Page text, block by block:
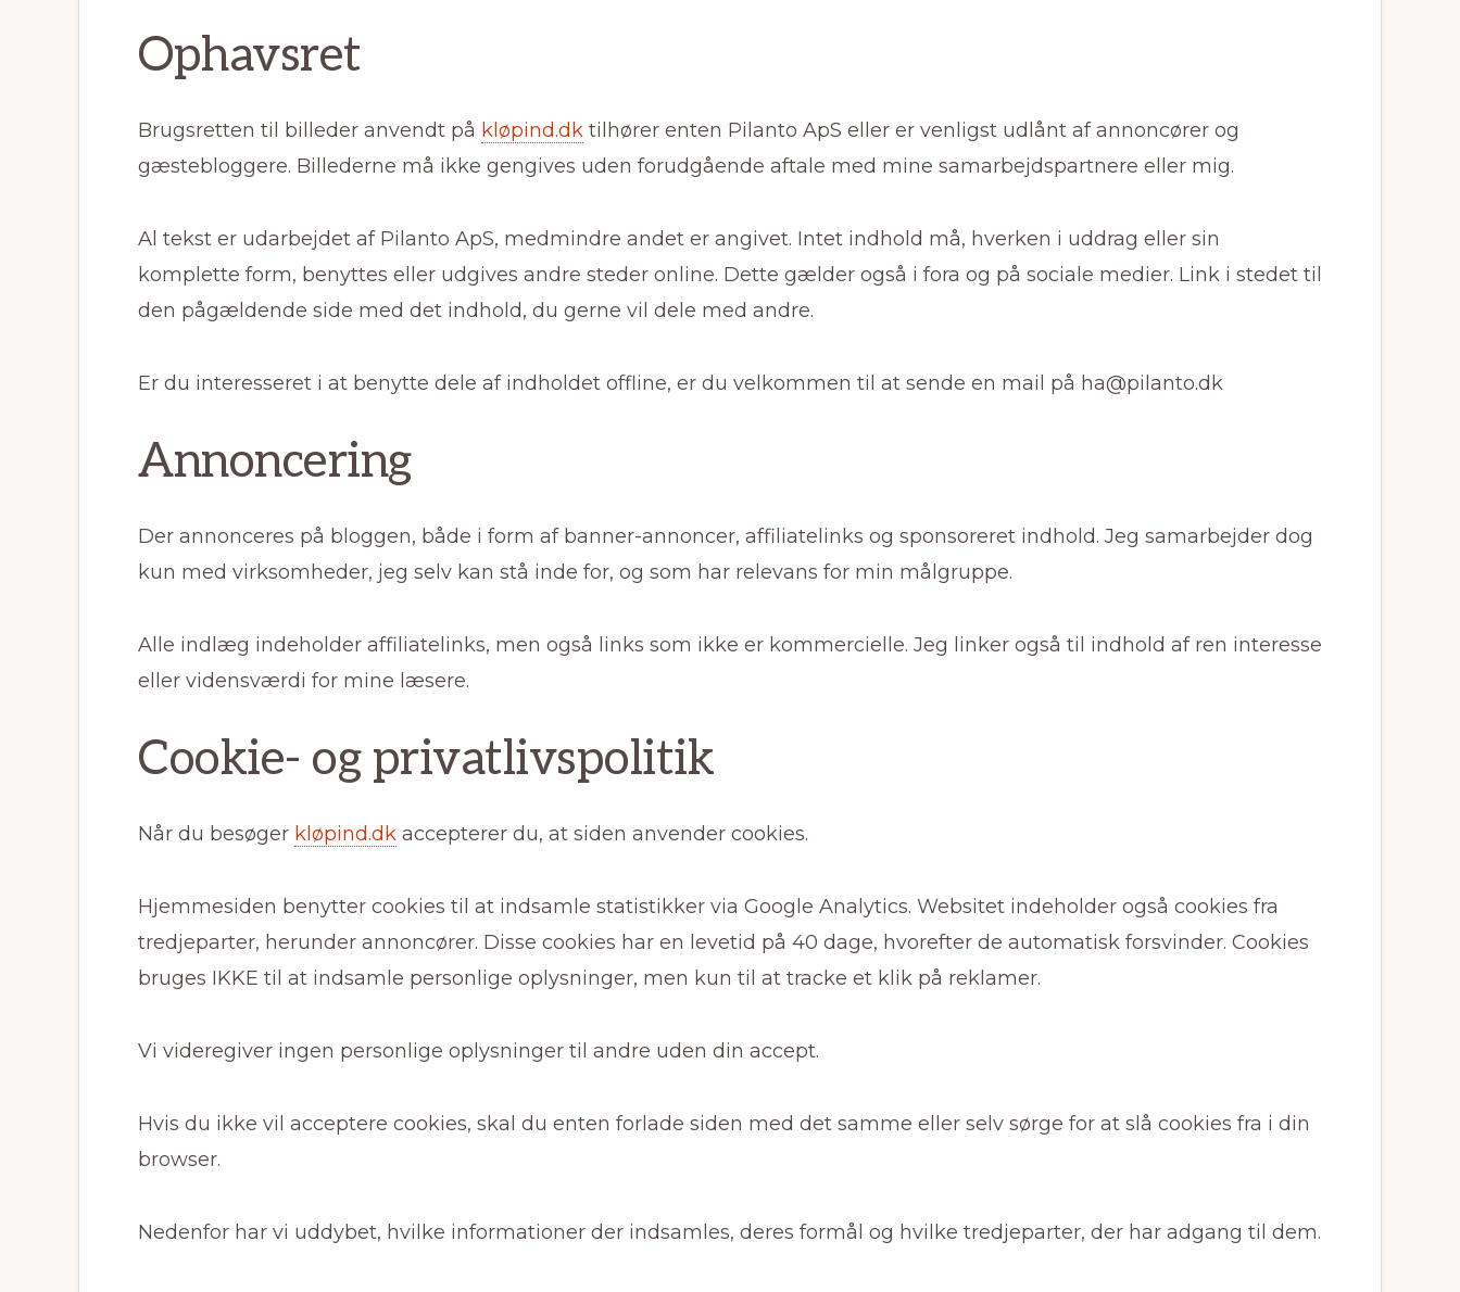
Ophavsret
Brugsretten til billeder anvendt på kløpind.dk tilhører enten Pilanto ApS eller er venligst udlånt af annoncører og
gæstebloggere. Billederne må ikke gengives uden forudgående aftale med mine samarbejdspartnere eller mig.
Al tekst er udarbejdet af Pilanto ApS, medmindre andet er angivet. Intet indhold må, hverken i uddrag eller sin
komplette form, benyttes eller udgives andre steder online. Dette gælder også i fora og på sociale medier. Link i stedet til
den pågældende side med det indhold, du gerne vil dele med andre.
Er du interesseret i at benytte dele af indholdet offline, er du velkommen til at sende en mail på ha@pilanto.dk
Annoncering
Der annonceres på bloggen, både i form af banner-annoncer, affiliatelinks og sponsoreret indhold. Jeg samarbejder dog
kun med virksomheder, jeg selv kan stå inde for, og som har relevans for min målgruppe.
Alle indlæg indeholder affiliatelinks, men også links som ikke er kommercielle. Jeg linker også til indhold af ren interesse
eller vidensværdi for mine læsere.
Cookie- og privatlivspolitik
Når du besøger kløpind.dk accepterer du, at siden anvender cookies.
Hjemmesiden benytter cookies til at indsamle statistikker via Google Analytics. Websitet indeholder også cookies fra
tredjeparter, herunder annoncører. Disse cookies har en levetid på 40 dage, hvorefter de automatisk forsvinder. Cookies
bruges IKKE til at indsamle personlige oplysninger, men kun til at tracke et klik på reklamer.
Vi videregiver ingen personlige oplysninger til andre uden din accept.
Hvis du ikke vil acceptere cookies, skal du enten forlade siden med det samme eller selv sørge for at slå cookies fra i din
browser.
Nedenfor har vi uddybet, hvilke informationer der indsamles, deres formål og hvilke tredjeparter, der har adgang til dem.